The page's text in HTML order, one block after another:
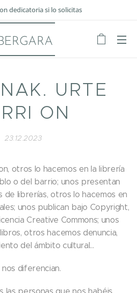
dedicatoria si lo solicitas
URTE
ON
23.12.2023
otros lo hacemos en la librería
o del barrio; unos presentan
de librerías, otros lo hacemos en
unos publican bajo Copyright,
Creative Commons; unos
otros hacemos denuncia,
del ámbito cultural...
diferencian.